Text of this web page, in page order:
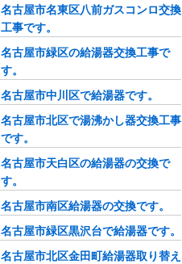
名古屋市名東区八前ガスコンロ交換
工事です。
名古屋市緑区の給湯器交換工事で
す。
名古屋市中川区で給湯器です。
名古屋市北区で湯沸かし器交換工事
です。
名古屋市天白区の給湯器の交換で
す。
名古屋市南区給湯器の交換です。
名古屋市緑区黒沢台で給湯器です。
名古屋市北区金田町給湯器取り替え